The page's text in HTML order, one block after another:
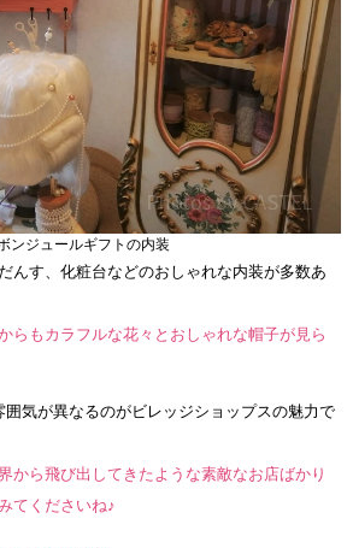
ンジュールギフトの内装
んす、化粧台などのおしゃれな内装が多数あ
らもカラフルな花々とおしゃれな帽子が見ら
気が異なるのがビレッジショップスの魅力で
から飛び出してきたような素敵なお店ばかり
てくださいね♪